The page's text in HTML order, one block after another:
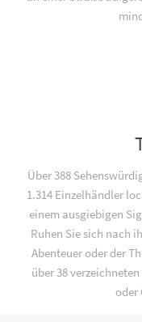
Über 388
1.314 Einzelhändler
einem ausgiebigen
Ruhen Sie sich nach
Abenteuer oder der
über 38
oder